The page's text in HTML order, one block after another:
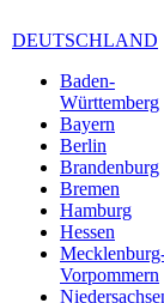
DEUTSCHLAND
Baden-
Württemberg
Bayern
Berlin
Brandenburg
Bremen
Hamburg
Hessen
Vorpommern